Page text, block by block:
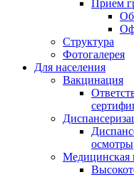
Прием
Структура
Фотогалерея
Для населения
Вакцинация
осмотры
Медицинская